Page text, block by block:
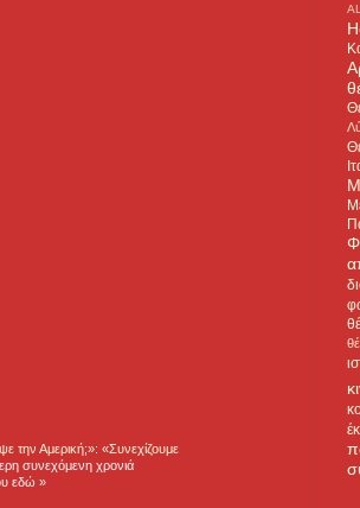
την Αμερική;»: «Συνεχίζουμε
συνεχόμενη χρονιά
εδώ »